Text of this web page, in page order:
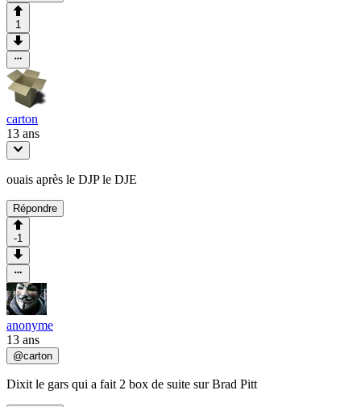
1
carton
13 ans
ouais après le DJP le DJE
Répondre
-1
anonyme
13 ans
@carton
Dixit le gars qui a fait 2 box de suite sur Brad Pitt